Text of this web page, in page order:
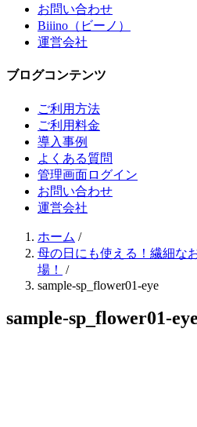
お問い合わせ
Biiino（ビーノ）
運営会社
ブログコンテンツ
ご利用方法
ご利用料金
導入事例
よくある質問
管理画面ログイン
お問い合わせ
運営会社
ホーム /
母の日にも使える！繊細な
場！
/
sample-sp_flower01-eye
sample-sp_flower01-eye